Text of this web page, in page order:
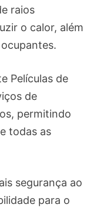
raios
o calor, além
Películas de
de
permitindo
todas as
segurança ao
para o